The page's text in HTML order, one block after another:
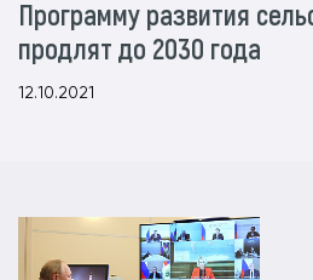
Программу развития
продлят до 2030 года
12.10.2021